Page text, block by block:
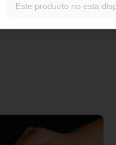
Este producto no esta